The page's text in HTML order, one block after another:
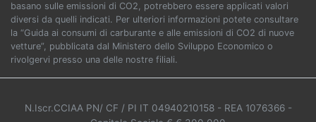
basano sulle emissioni di CO2, potrebbero essere applicati valori
diversi da quelli indicati. Per ulteriori informazioni potete consultare
la “Guida ai consumi di carburante e alle emissioni di CO2 di nuove
vetture”, pubblicata dal Ministero dello Sviluppo Economico o
rivolgervi presso una delle nostre filiali.
N.Iscr.CCIAA PN/ CF / PI IT 04940210158 - REA 1076366 -